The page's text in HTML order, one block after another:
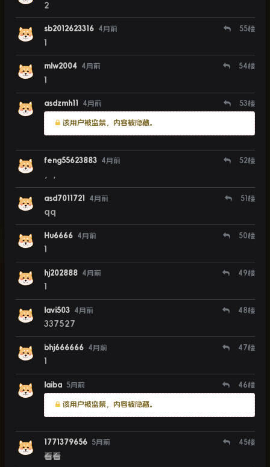
2
sb2012623316 4月前 55楼
1
mlw2004 4月前 54楼
1
asdzmh11 4月前 53楼
该用户被监禁，内容被隐藏。
feng55623883 4月前 52楼
，，
asd7011721 4月前 51 楼
qq
Hu6666 4月前 50楼
1
hj202888 4月前 49楼
1
lavi503 4月前 48楼
337527
bhj666666 4月前 47楼
1
laiba 5月前 46楼
该用户被监禁，内容被隐藏。
1771379656 5月前 45楼
看看